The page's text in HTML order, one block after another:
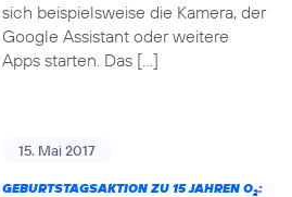
sich beispielsweise die Kamera, der
Google Assistant oder weitere
Apps starten. Das […]
15. Mai 2017
GEBURTSTAGSAKTION ZU 15 JAHREN O2: